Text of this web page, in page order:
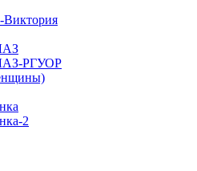
РГУОР
2